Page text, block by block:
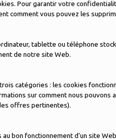
Pour garantir votre
comment vous pouvez les
tablette ou téléphone
de notre site Web.
catégories : les cookies
sur comment nous
offres pertinentes).
bon fonctionnement d'un site